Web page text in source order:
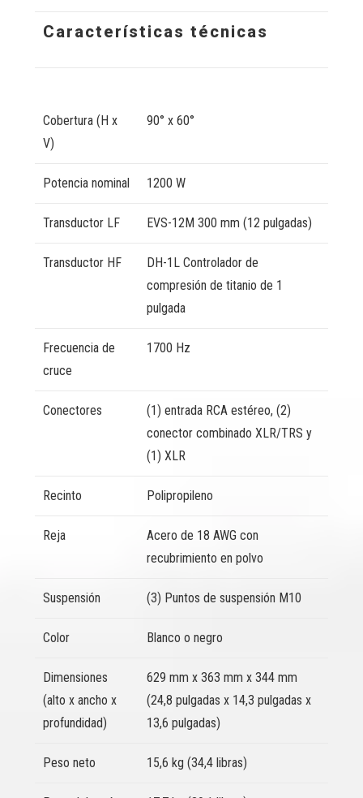
Características técnicas
Cobertura (H x
V)
90° x 60°
Potencia nominal 1200 W
Transductor LF EVS-12M 300 mm (12 pulgadas)
Transductor HF
DH-1L Controlador de
compresión de titanio de 1
pulgada
Frecuencia de
cruce
1700 Hz
Conectores
(1) entrada RCA estéreo, (2)
conector combinado XLR/TRS y
(1) XLR
Recinto Polipropileno
Reja
Acero de 18 AWG con
recubrimiento en polvo
Suspensión (3) Puntos de suspensión M10
Color Blanco o negro
Dimensiones
(alto x ancho x
profundidad)
629 mm x 363 mm x 344 mm
(24,8 pulgadas x 14,3 pulgadas x
13,6 pulgadas)
Peso neto 15,6 kg (34,4 libras)